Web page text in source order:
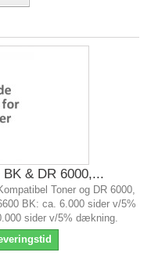
& DR 6000,...
Toner og DR 6000,
BK: ca. 6.000 sider v/5%
sider v/5% dækning.